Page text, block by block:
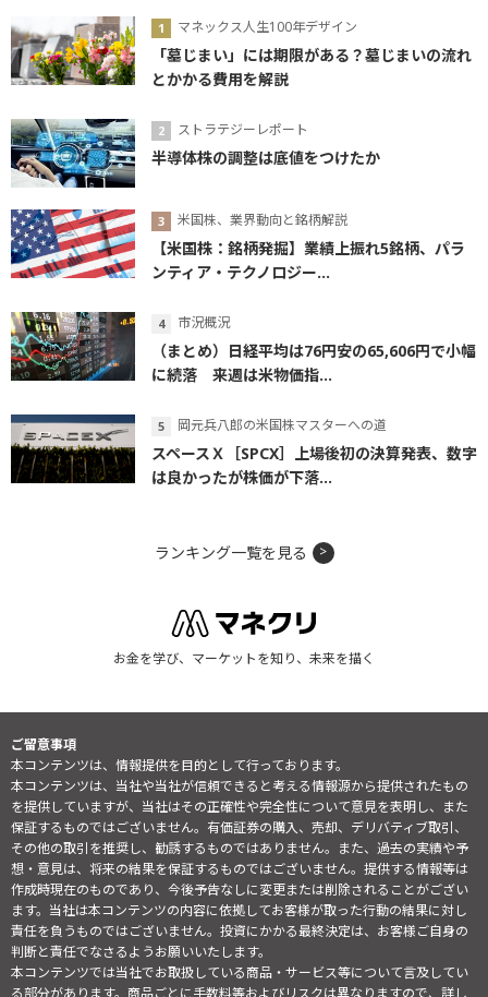
マネックス人生100年デザイン
「墓じまい」には期限がある？墓じまいの流れ
とかかる費用を解説
ストラテジーレポート
半導体株の調整は底値をつけたか
米国株、業界動向と銘柄解説
【米国株：銘柄発掘】業績上振れ5銘柄、パラ
ンティア・テクノロジー...
市況概況
（まとめ）日経平均は76円安の65,606円で小幅
に続落 来週は米物価指...
岡元兵八郎の米国株マスターへの道
スペースＸ［SPCX］上場後初の決算発表、数字
は良かったが株価が下落...
ランキング一覧を見る
お金を学び、マーケットを知り、未来を描く
ご留意事項
本コンテンツは、情報提供を目的として行っております。
本コンテンツは、当社や当社が信頼できると考える情報源から提供されたもの
を提供していますが、当社はその正確性や完全性について意見を表明し、また
保証するものではございません。有価証券の購入、売却、デリバティブ取引、
その他の取引を推奨し、勧誘するものではありません。また、過去の実績や予
想・意見は、将来の結果を保証するものではございません。提供する情報等は
作成時現在のものであり、今後予告なしに変更または削除されることがござい
ます。当社は本コンテンツの内容に依拠してお客様が取った行動の結果に対し
責任を負うものではございません。投資にかかる最終決定は、お客様ご自身の
判断と責任でなさるようお願いいたします。
本コンテンツでは当社でお取扱している商品・サービス等について言及してい
る部分があります。商品ごとに手数料等およびリスクは異なりますので、詳し